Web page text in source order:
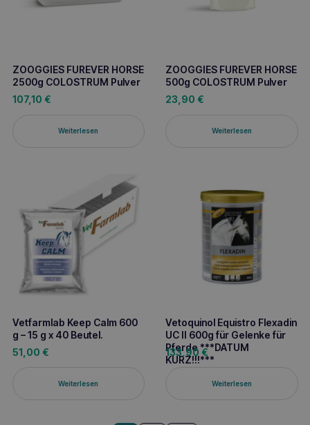
ZOOGGIES FUREVER HORSE
2500g COLOSTRUM Pulver
107,10 €
Weiterlesen
ZOOGGIES FUREVER HORSE
500g COLOSTRUM Pulver
23,90 €
Weiterlesen
Vetfarmlab Keep Calm 600
g – 15 g x 40 Beutel.
51,00 €
Weiterlesen
Vetoquinol Equistro Flexadin
UC II 600g für Gelenke für
Pferde ***DATUM
KURZ!!!***
133,90 €
Weiterlesen